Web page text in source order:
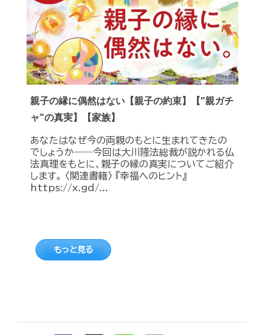
親子の縁に偶然はない【親子の約束】【"親ガチ
ャ"の真実】【家族】
あなたはなぜ今の両親のもとに生まれてきたの
でしょうか――今回は大川隆法総裁が説かれる仏
法真理をもとに、親子の縁の真実についてご紹介
します。 〈関連書籍〉 『幸福へのヒント』
https://x.gd/...
もっと見る